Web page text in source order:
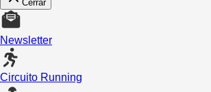
Cerrar
Newsletter
Circuito Running